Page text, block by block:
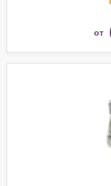
от